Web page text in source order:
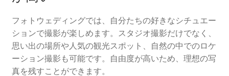
ウエディングの相談会に参加
人気のウエディングソング
フォトウェディングでは、自分たちの好きなシチュエー
ションで撮影が楽しめます。スタジオ撮影だけでなく、
思い出の場所や人気の観光スポット、自然の中でのロケ
ーション撮影も可能です。自由度が高いため、理想の写
真を残すことができます。